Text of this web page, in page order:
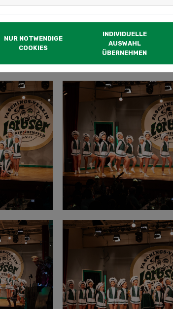
NUR NOTWENDIGE
COOKIES
INDIVIDUELLE
AUSWAHL
ÜBERNEHMEN